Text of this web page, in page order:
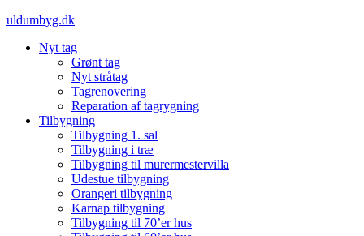
Videre
indhold
uldumbyg.dk
Nyt tag
Grønt tag
Nyt stråtag
Tagrenovering
Reparation af tagrygning
Tilbygning
Tilbygning 1. sal
Tilbygning i træ
Tilbygning til murermestervilla
Udestue tilbygning
Orangeri tilbygning
Karnap tilbygning
Tilbygning til 70’er hus